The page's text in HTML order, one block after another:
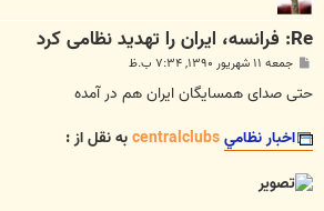
Re: فرانسه، ایران را تهدید نظامی کرد
پ
ت
جمعه ۱۱ شهریور ۱۳۹۰, ۷:۳۴ ب.ظ
حتی صدای همسایگان ایران هم در آمده
اخبار نظامي centralclubsبه نقل از :